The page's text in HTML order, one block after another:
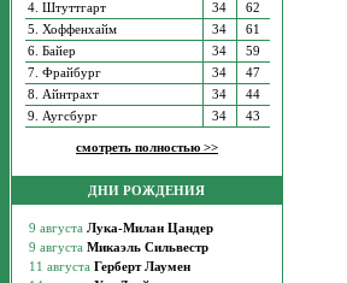
4. Штуттгарт
34
62
5. Хоффенхайм
34
61
6. Байер
34
59
7. Фрайбург
34
47
8. Айнтрахт
34
44
9. Аугсбург
34 43
смотреть полностью >>
ДНИ РОЖДЕНИЯ